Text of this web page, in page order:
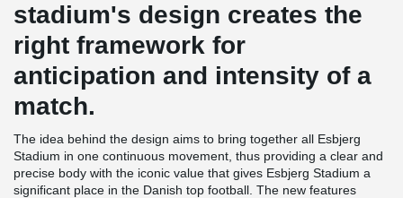
stadium's design creates the
right framework for
anticipation and intensity of a
match.
The idea behind the design aims to bring together all Esbjerg
Stadium in one continuous movement, thus providing a clear and
precise body with the iconic value that gives Esbjerg Stadium a
significant place in the Danish top football. The new features